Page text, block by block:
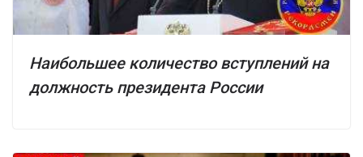
Наибольшее количество вступлений на
должность президента России